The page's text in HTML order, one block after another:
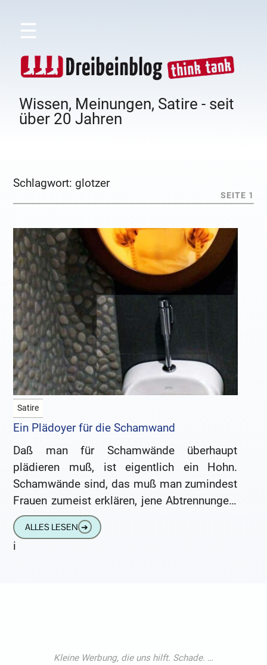
☰
Wissen, Meinungen, Satire - seit
über 20 Jahren
Schlagwort: glotzer
SEITE 1
Satire
Ein Plädoyer für die Schamwand
Daß man für Schamwände überhaupt
plädieren muß, ist eigentlich ein Hohn.
Schamwände sind, das muß man zumindest
Frauen zumeist erklären, jene Abtrennungen,
die in Herrentoiletten zwischen den
einzelnen Urinalen angebracht
ALLES LESEN ➔
i